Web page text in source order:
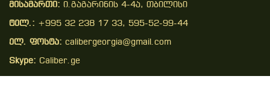
მისამართი: ი.გაგარინის 4-4ა, თბილისი
ტელ.: +995 32 238 17 33, 595-52-99-44
ელ. ფოსტა: calibergeorgia@gmail.com
Skype: Caliber.ge